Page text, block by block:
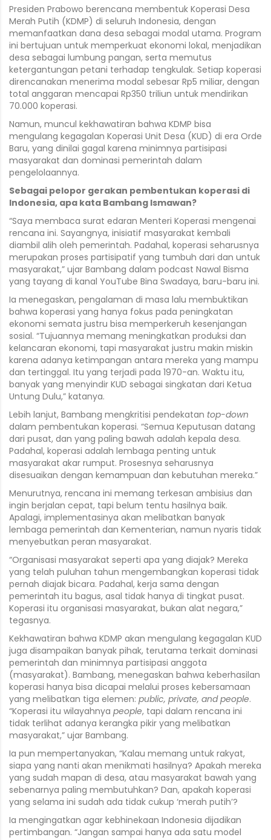
Presiden Prabowo berencana membentuk Koperasi Desa
Merah Putih (KDMP) di seluruh Indonesia, dengan
memanfaatkan dana desa sebagai modal utama. Program
ini bertujuan untuk memperkuat ekonomi lokal, menjadikan
desa sebagai lumbung pangan, serta memutus
ketergantungan petani terhadap tengkulak. Setiap koperasi
direncanakan menerima modal sebesar Rp5 miliar, dengan
total anggaran mencapai Rp350 triliun untuk mendirikan
70.000 koperasi.
Namun, muncul kekhawatiran bahwa KDMP bisa
mengulang kegagalan Koperasi Unit Desa (KUD) di era Orde
Baru, yang dinilai gagal karena minimnya partisipasi
masyarakat dan dominasi pemerintah dalam
pengelolaannya.
Sebagai pelopor gerakan pembentukan koperasi di
Indonesia, apa kata Bambang Ismawan?
“Saya membaca surat edaran Menteri Koperasi mengenai
rencana ini. Sayangnya, inisiatif masyarakat kembali
diambil alih oleh pemerintah. Padahal, koperasi seharusnya
merupakan proses partisipatif yang tumbuh dari dan untuk
masyarakat,” ujar Bambang dalam podcast Nawal Bisma
yang tayang di kanal YouTube Bina Swadaya, baru-baru ini.
Ia menegaskan, pengalaman di masa lalu membuktikan
bahwa koperasi yang hanya fokus pada peningkatan
ekonomi semata justru bisa memperkeruh kesenjangan
sosial. “Tujuannya memang meningkatkan produksi dan
kelancaran ekonomi, tapi masyarakat justru makin miskin
karena adanya ketimpangan antara mereka yang mampu
dan tertinggal. Itu yang terjadi pada 1970-an. Waktu itu,
banyak yang menyindir KUD sebagai singkatan dari Ketua
Untung Dulu,” katanya.
Lebih lanjut, Bambang mengkritisi pendekatan top-down
dalam pembentukan koperasi. “Semua Keputusan datang
dari pusat, dan yang paling bawah adalah kepala desa.
Padahal, koperasi adalah lembaga penting untuk
masyarakat akar rumput. Prosesnya seharusnya
disesuaikan dengan kemampuan dan kebutuhan mereka.”
Menurutnya, rencana ini memang terkesan ambisius dan
ingin berjalan cepat, tapi belum tentu hasilnya baik.
Apalagi, implementasinya akan melibatkan banyak
lembaga pemerintah dan Kementerian, namun nyaris tidak
menyebutkan peran masyarakat.
“Organisasi masyarakat seperti apa yang diajak? Mereka
yang telah puluhan tahun mengembangkan koperasi tidak
pernah diajak bicara. Padahal, kerja sama dengan
pemerintah itu bagus, asal tidak hanya di tingkat pusat.
Koperasi itu organisasi masyarakat, bukan alat negara,”
tegasnya.
Kekhawatiran bahwa KDMP akan mengulang kegagalan KUD
juga disampaikan banyak pihak, terutama terkait dominasi
pemerintah dan minimnya partisipasi anggota
(masyarakat). Bambang, menegaskan bahwa keberhasilan
koperasi hanya bisa dicapai melalui proses kebersamaan
yang melibatkan tiga elemen: public, private, and people.
“Koperasi itu wilayahnya people, tapi dalam rencana ini
tidak terlihat adanya kerangka pikir yang melibatkan
masyarakat,” ujar Bambang.
Ia pun mempertanyakan, “Kalau memang untuk rakyat,
siapa yang nanti akan menikmati hasilnya? Apakah mereka
yang sudah mapan di desa, atau masyarakat bawah yang
sebenarnya paling membutuhkan? Dan, apakah koperasi
yang selama ini sudah ada tidak cukup ‘merah putih’?
Ia mengingatkan agar kebhinekaan Indonesia dijadikan
pertimbangan. “Jangan sampai hanya ada satu model